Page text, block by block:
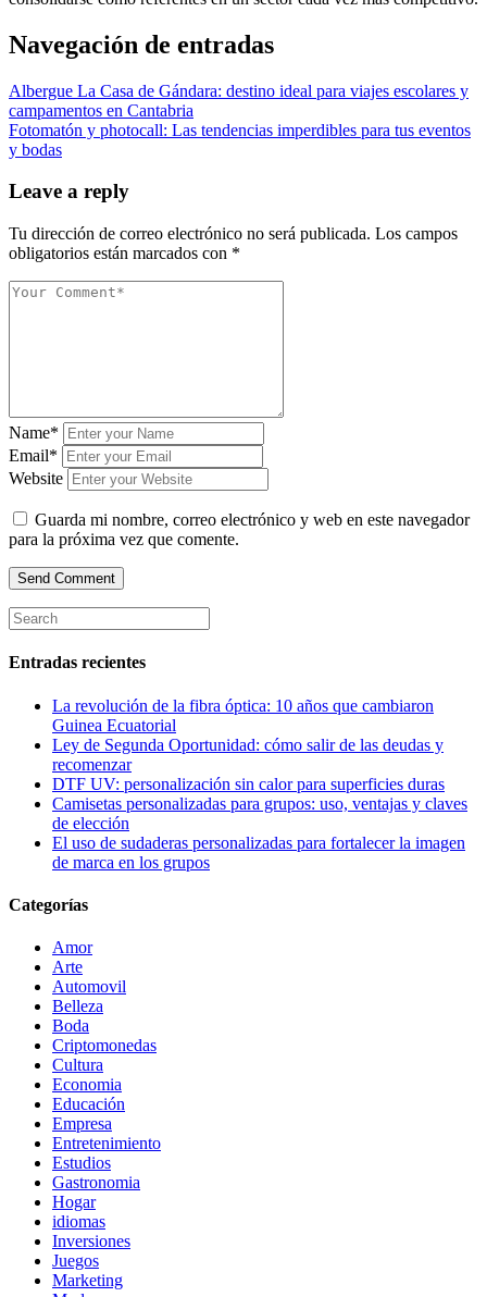
Navegación de entradas
Albergue La Casa de Gándara: destino ideal para viajes escolares y
campamentos en Cantabria
Fotomatón y photocall: Las tendencias imperdibles para tus eventos
y bodas
Leave a reply
Tu dirección de correo electrónico no será publicada. Los campos
obligatorios están marcados con *
Name*
Email*
Website
Guarda mi nombre, correo electrónico y web en este navegador
para la próxima vez que comente.
Entradas recientes
La revolución de la fibra óptica: 10 años que cambiaron
Guinea Ecuatorial
Ley de Segunda Oportunidad: cómo salir de las deudas y
recomenzar
DTF UV: personalización sin calor para superficies duras
Camisetas personalizadas para grupos: uso, ventajas y claves
de elección
El uso de sudaderas personalizadas para fortalecer la imagen
de marca en los grupos
Categorías
Amor
Arte
Automovil
Belleza
Boda
Criptomonedas
Cultura
Economia
Educación
Empresa
Entretenimiento
Estudios
Gastronomia
Hogar
idiomas
Inversiones
Juegos
Marketing